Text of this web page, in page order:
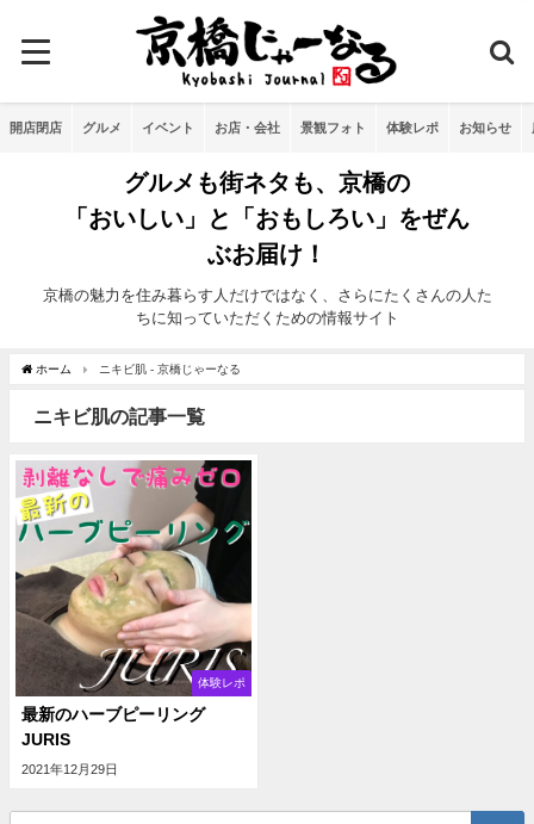
開店閉店 グルメ イベント お店・会社 景観フォト 体験レポ お知らせ
グルメも街ネタも、京橋の
「おいしい」と「おもしろい」をぜん
ぶお届け！
京橋の魅力を住み暮らす人だけではなく、さらにたくさんの人た
ちに知っていただくための情報サイト
ホーム ニキビ肌 - 京橋じゃーなる
ニキビ肌の記事一覧
体験レポ
最新のハーブピーリング
JURIS
2021年12月29日